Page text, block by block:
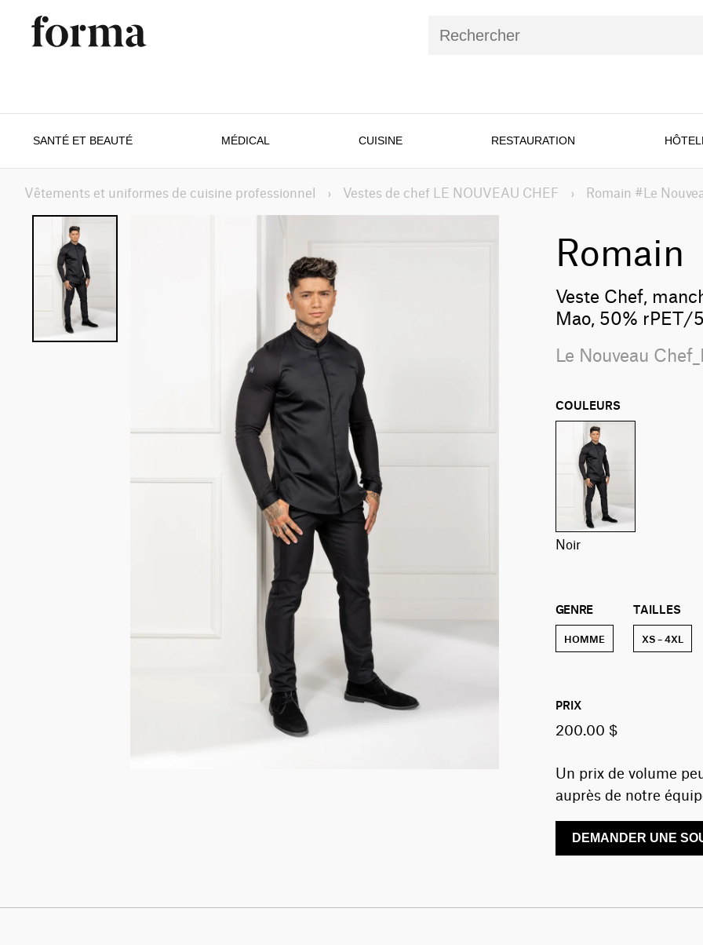
SANTÉ ET BEAUTÉ MÉDICAL CUISINE RESTAURATION
Vêtements et uniformes de cuisine professionnel › Vestes de chef LE NOUVEAU CHEF › Romain #Le
Romain
Veste Chef,
Mao, 50% rPET/
Le Nouveau
COULEURS
noir
GENRE
HOMME
TAILLES
XS – 4XL
PRIX
200.00 $
Un prix de volume
auprès de notre
DEMANDER UNE